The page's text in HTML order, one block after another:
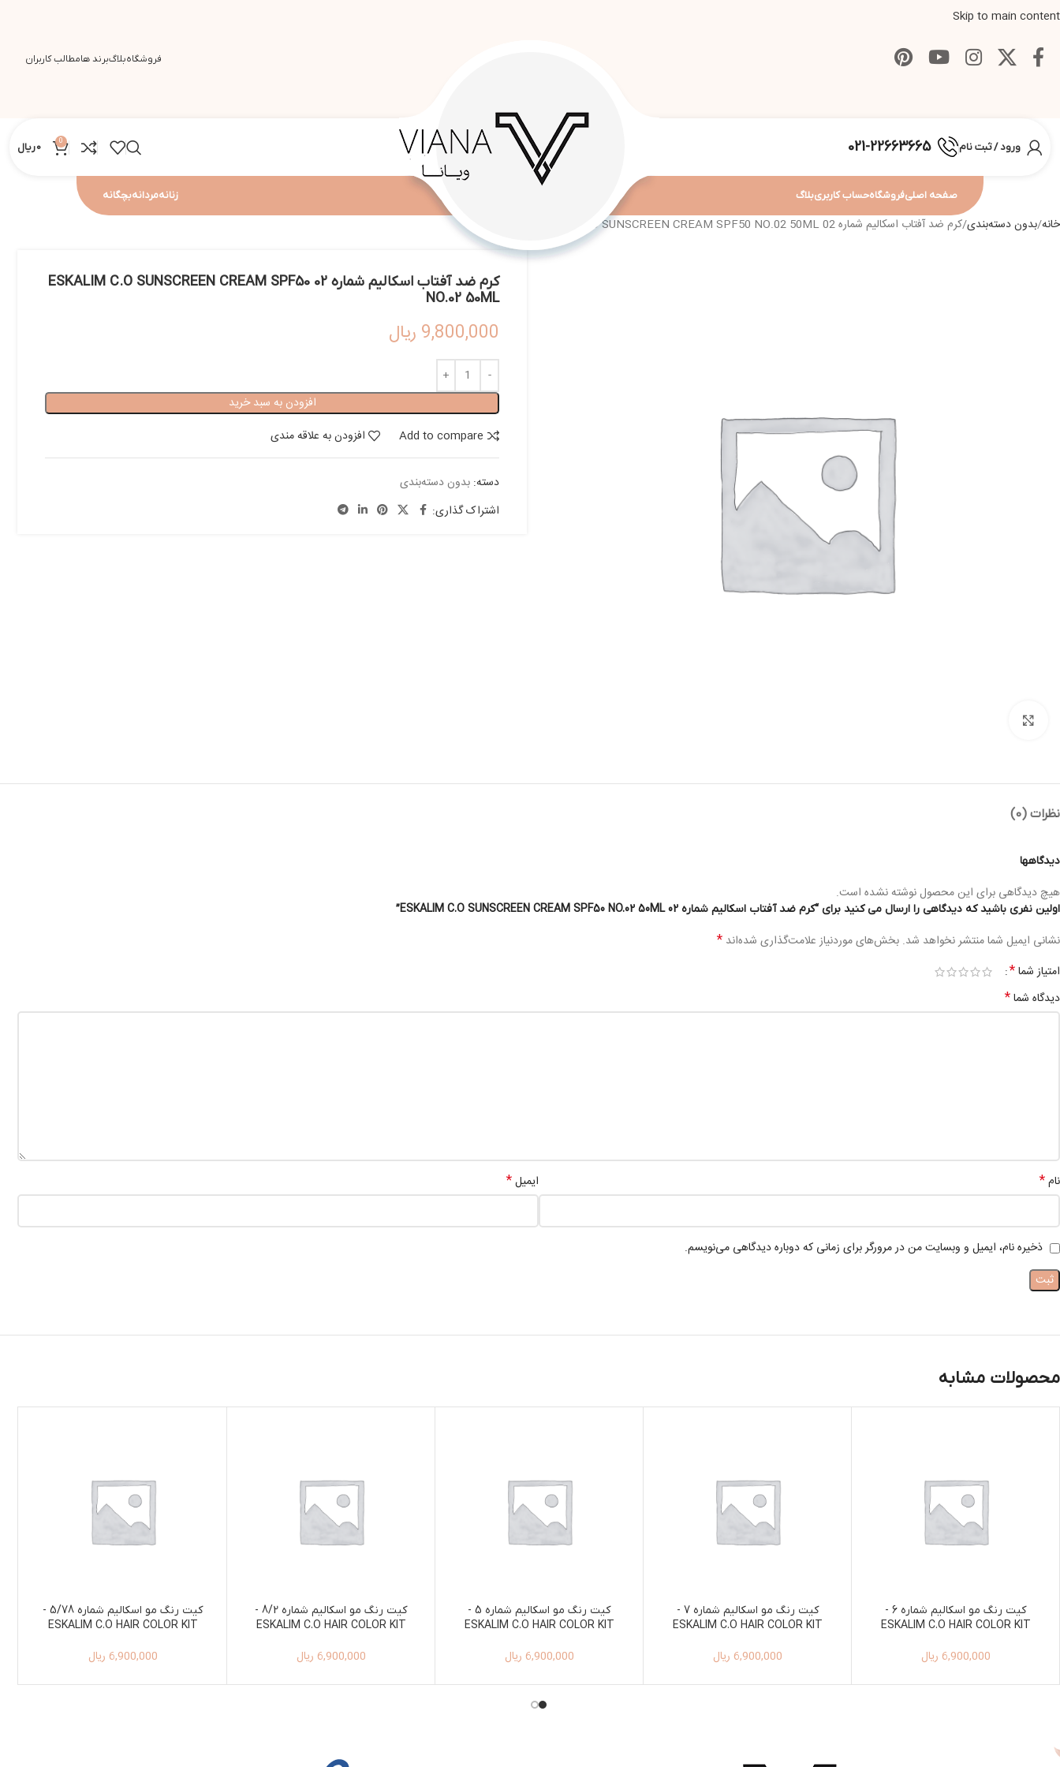
Skip to main content
فروشگاهبلاگبرند هامطالب کاربران
ورود / ثبت نام 021-22663665
0
0ریال
صفحه اصلیفروشگاهحساب کاربریبلاگ زنانهمردانهبچگانه
خانه بدون دسته‌بندی کرم ضد آفتاب اسکالیم شماره 02 ESKALIM C.O SUNSCREEN CREAM SPF50 NO.02 50ML
کرم ضد آفتاب اسکالیم شماره 02 ESKALIM C.O SUNSCREEN CREAM SPF50
NO.02 50ML
9,800,000 ریال
افزودن به سبد خرید
Add to compare
افزودن به علاقه مندی
دسته: بدون دسته‌بندی
اشتراک گذاری:
نظرات (0)
دیدگاهها
هیچ دیدگاهی برای این محصول نوشته نشده است.
اولین نفری باشید که دیدگاهی را ارسال می کنید برای “کرم ضد آفتاب اسکالیم شماره 02 ESKALIM C.O SUNSCREEN CREAM SPF50 NO.02 50ML”
نشانی ایمیل شما منتشر نخواهد شد. بخش‌های موردنیاز علامت‌گذاری شده‌اند *
امتیاز شما*
دیدگاه شما*
نام* ایمیل*
ذخیره نام، ایمیل و وبسایت من در مرورگر برای زمانی که دوباره دیدگاهی می‌نویسم.
محصولات مشابه
کیت رنگ مو اسکالیم شماره 6 -
ESKALIM C.O HAIR COLOR KIT
6,900,000 ریال
کیت رنگ مو اسکالیم شماره 7 -
ESKALIM C.O HAIR COLOR KIT
6,900,000 ریال
کیت رنگ مو اسکالیم شماره 5 -
ESKALIM C.O HAIR COLOR KIT
6,900,000 ریال
کیت رنگ مو اسکالیم شماره 8/2 -
ESKALIM C.O HAIR COLOR KIT
6,900,000 ریال
کیت رنگ مو اسکالیم شماره 5/78 -
ESKALIM C.O HAIR COLOR KIT
6,900,000 ریال